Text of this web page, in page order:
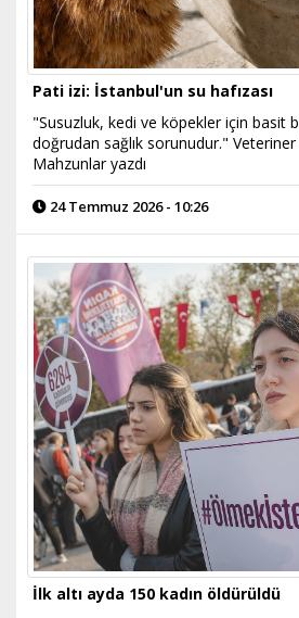
Pati izi: İstanbul'un su hafızası
"Susuzluk, kedi ve köpekler için basit
doğrudan sağlık sorunudur."
Mahzunlar yazdı
24 Temmuz 2026 - 10:26
İlk altı ayda 150 kadın öldürüldü